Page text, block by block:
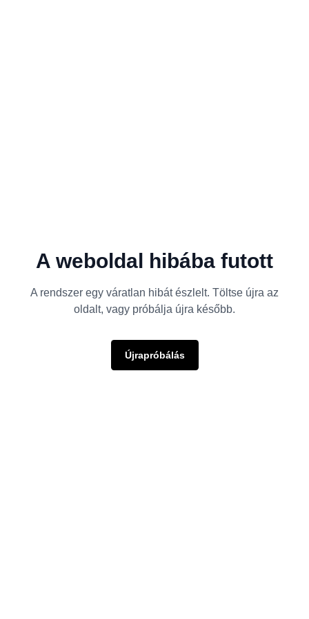
A weboldal hibába futott
A rendszer egy váratlan hibát észlelt. Töltse újra az
oldalt, vagy próbálja újra később.
Újrapróbálás